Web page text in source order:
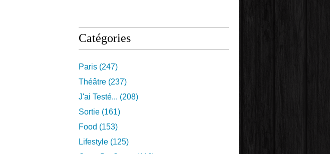
Catégories
Paris (247)
Théâtre (237)
J'ai Testé... (208)
Sortie (161)
Food (153)
Lifestyle (125)